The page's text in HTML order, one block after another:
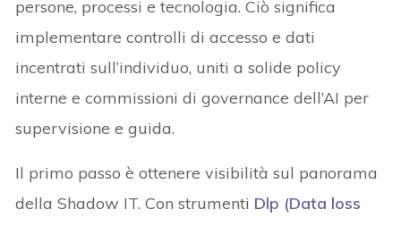
persone, processi e tecnologia. Ciò significa
implementare controlli di accesso e dati
incentrati sull’individuo, uniti a solide policy
interne e commissioni di governance dell’AI per
supervisione e guida.
Il primo passo è ottenere visibilità sul panorama
della Shadow IT. Con strumenti Dlp (Data loss